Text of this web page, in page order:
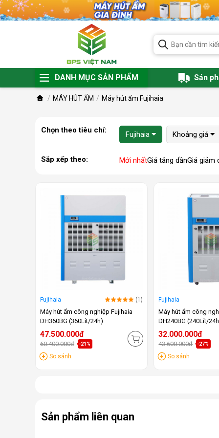
DANH MỤC SẢN PHẨM Sản
MÁY HÚT ẨM Máy hút ẩm Fujihaia
Chọn theo tiêu chí: Fujihaia Khoảng giá
Sắp xếp theo: Mới nhấtGiá tăng dầnGiá giảm
Fujihaia (1)
Máy hút ẩm công nghiệp Fujihaia
DH360BG (360Lít/24h)
47.500.000đ
60.400.000đ -21%
So sánh
Fujihaia
Máy hút ẩm công
DH240BG (240Lít/
32.000.000đ
43.600.000đ -27%
So sánh
Sản phẩm liên quan